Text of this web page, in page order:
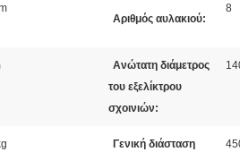
Αριθμός αυλακιού:
8
Ανώτατη διάμετρος
του εξελίκτρου
σχοινιών:
Γενική διάσταση